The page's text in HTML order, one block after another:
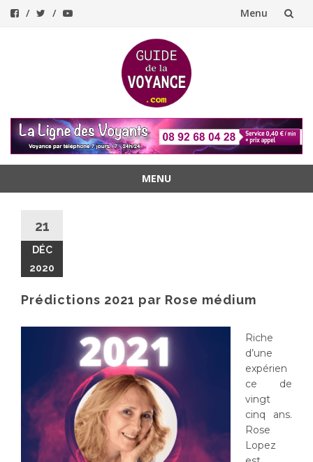
Menu
MENU
contenu21
DÉC
2020
Prédictions 2021 par Rose médium
Riche
d’une
expérien
ce de
vingt
cinq ans.
Rose
Lopez